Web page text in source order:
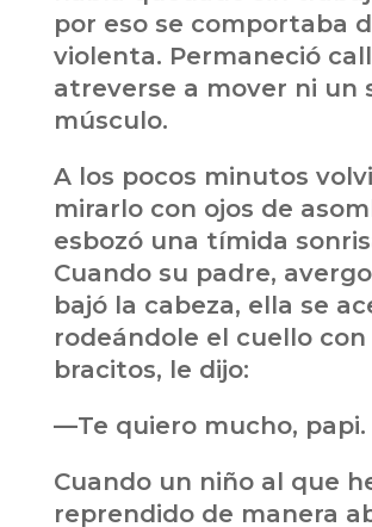
por eso se comportaba
violenta. Permaneció
atreverse a mover ni un
músculo.
A los pocos minutos
mirarlo con ojos de
esbozó una tímida
Cuando su padre,
bajó la cabeza, ella se
rodeándole el cuello con
bracitos, le dijo:
—Te quiero mucho, papi.
Cuando un niño al que
reprendido de manera